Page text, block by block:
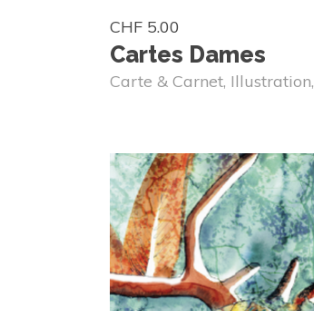
CHF 5.00
Cartes Dames
Carte & Carnet, Illustration,